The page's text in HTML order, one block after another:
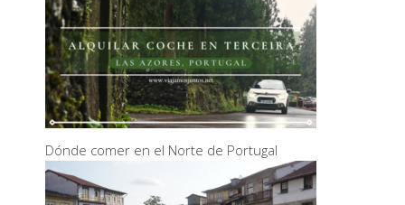
Dónde comer en el Norte de Portugal